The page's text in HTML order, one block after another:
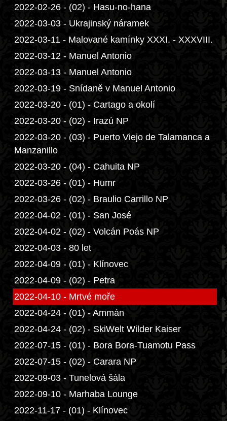
2022-02-26 - (02) - Hasu-no-hana
2022-03-03 - Ukrajinský náramek
2022-03-11 - Malované kamínky XXXI. - XXXVIII.
2022-03-12 - Manuel Antonio
2022-03-13 - Manuel Antonio
2022-03-19 - Snídaně v Manuel Antonio
2022-03-20 - (01) - Cartago a okolí
2022-03-20 - (02) - Irazú NP
2022-03-20 - (03) - Puerto Viejo de Talamanca a
Manzanillo
2022-03-20 - (04) - Cahuita NP
2022-03-26 - (01) - Humr
2022-03-26 - (02) - Braulio Carrillo NP
2022-04-02 - (01) - San José
2022-04-02 - (02) - Volcán Poás NP
2022-04-03 - 80 let
2022-04-09 - (01) - Klínovec
2022-04-09 - (02) - Petra
2022-04-10 - Mrtvé moře
2022-04-24 - (01) - Ammán
2022-04-24 - (02) - SkiWelt Wilder Kaiser
2022-07-15 - (01) - Bora Bora-Tuamotu Pass
2022-07-15 - (02) - Carara NP
2022-09-03 - Tunelová šála
2022-09-10 - Marhaba Lounge
2022-11-17 - (01) - Klínovec